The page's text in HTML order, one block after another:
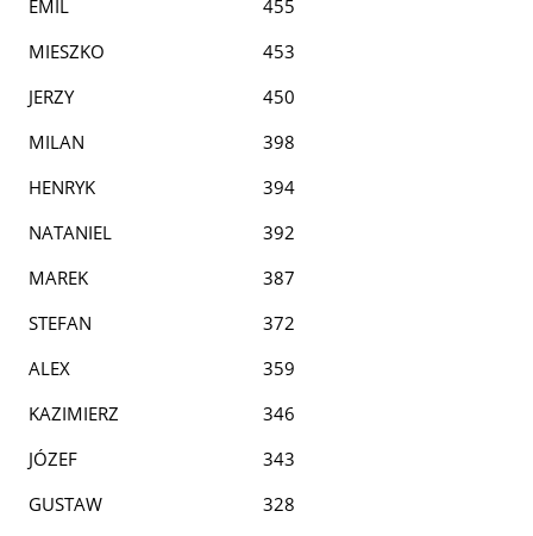
EMIL
455
MIESZKO
453
JERZY
450
MILAN
398
HENRYK
394
NATANIEL
392
MAREK
387
STEFAN
372
ALEX
359
KAZIMIERZ
346
JÓZEF
343
GUSTAW
328